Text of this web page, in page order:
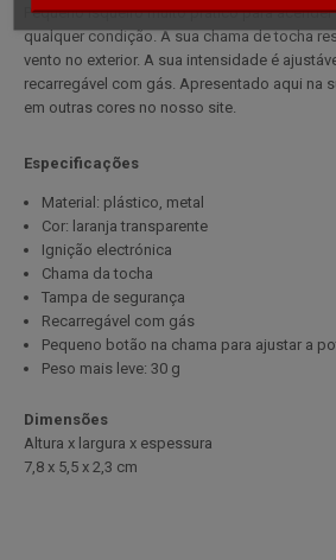
Pequeno isqueiro muito prático para
qualquer condição. A sua chama de tocha
vento no exterior. A sua intensidade é
recarregável com gás. Apresentado aqui na
em outras cores no nosso site.
Especificações
Material: plástico, metal
Cor: laranja transparente
Ignição electrónica
Chama da tocha
Tampa de segurança
Recarregável com gás
Pequeno botão na chama para ajustar a
Peso mais leve: 30 g
Dimensões
Altura x largura x espessura
7,8 x 5,5 x 2,3 cm